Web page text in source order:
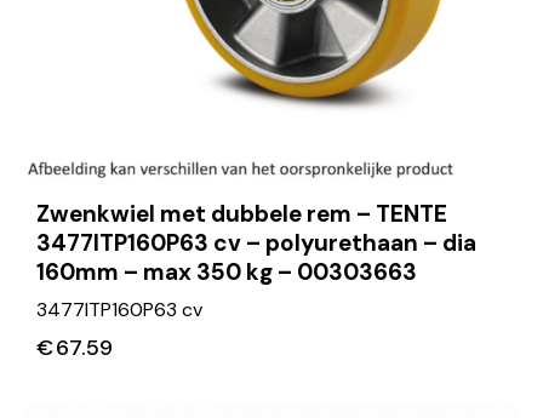
Zwenkwiel met dubbele rem – TENTE
3477ITP160P63 cv – polyurethaan – dia
160mm – max 350 kg – 00303663
3477ITP160P63 cv
€67.59